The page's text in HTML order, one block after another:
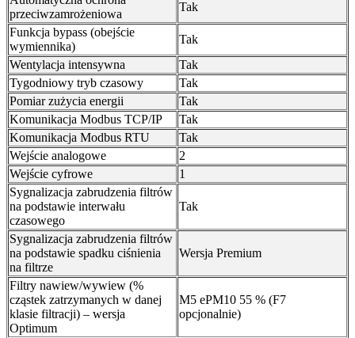
przeciwzamrożeniowa
Tak
Funkcja bypass (obejście
wymiennika)
Tak
Wentylacja intensywna
Tak
Tygodniowy tryb czasowy
Tak
Pomiar zużycia energii
Tak
Komunikacja Modbus TCP/IP
Tak
Komunikacja Modbus RTU
Tak
Wejście analogowe
2
Wejście cyfrowe
1
Sygnalizacja zabrudzenia filtrów
na podstawie interwału
czasowego
Tak
Sygnalizacja zabrudzenia filtrów
na podstawie spadku ciśnienia
na filtrze
Wersja Premium
Filtry nawiew/wywiew (%
cząstek zatrzymanych w danej
klasie filtracji) – wersja
Optimum
M5 ePM10 55 % (F7
opcjonalnie)